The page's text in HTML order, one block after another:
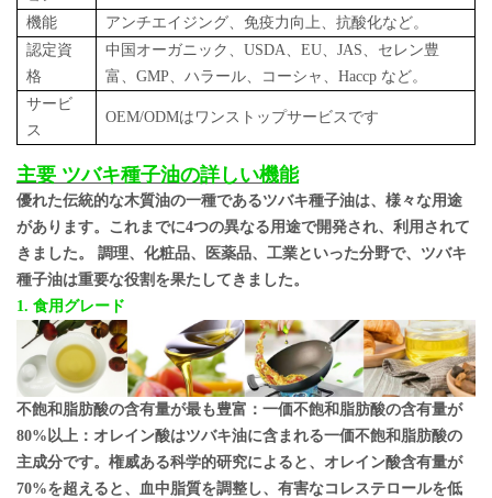
機能
アンチエイジング、免疫力向上、抗酸化など。
認定資
格
中国オーガニック、USDA、EU、JAS、セレン豊
富、GMP、ハラール、コーシャ、Haccp など。
サービ
ス
OEM/ODMはワンストップサービスです
主要 ツバキ種子油の詳しい機能
優れた伝統的な木質油の一種であるツバキ種子油は、様々な用途
があります。これまでに4つの異なる用途で開発され、利用されて
きました。 調理、化粧品、医薬品、工業といった分野で、ツバキ
種子油は重要な役割を果たしてきました。
1. 食用グレード
不飽和脂肪酸の含有量が最も豊富：一価不飽和脂肪酸の含有量が
80%以上：オレイン酸はツバキ油に含まれる一価不飽和脂肪酸の
主成分です。権威ある科学的研究によると、オレイン酸含有量が
70%を超えると、血中脂質を調整し、有害なコレステロールを低